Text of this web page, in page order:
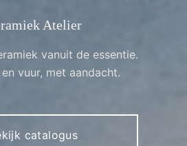
Atelier
vanuit de essentie.
vuur, met aandacht.
catalogus